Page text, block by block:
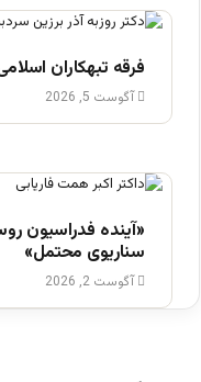
فرقه تبهکاران
آگوست 5, 2026
«آینده فدراسیون
سناریوی محتمل»
آگوست 2, 2026